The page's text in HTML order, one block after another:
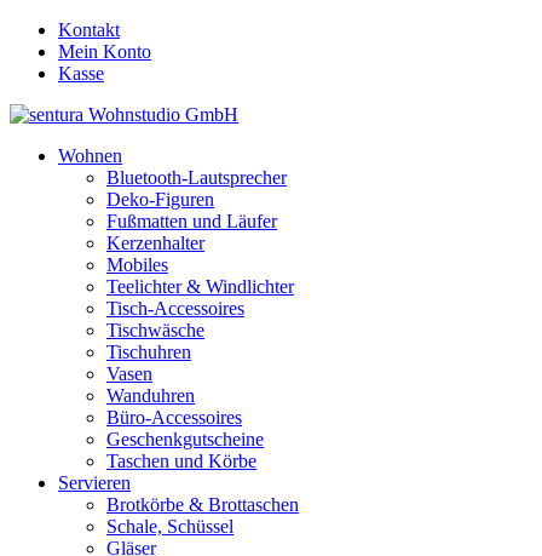
Kontakt
Mein Konto
Kasse
Wohnen
Bluetooth-Lautsprecher
Deko-Figuren
Fußmatten und Läufer
Kerzenhalter
Mobiles
Teelichter & Windlichter
Tisch-Accessoires
Tischwäsche
Tischuhren
Vasen
Wanduhren
Büro-Accessoires
Geschenkgutscheine
Taschen und Körbe
Servieren
Brotkörbe & Brottaschen
Schale, Schüssel
Gläser